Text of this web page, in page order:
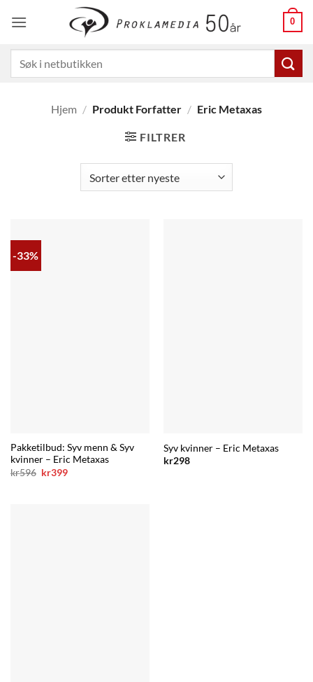
0
etter:
Hjem / Produkt Forfatter / Eric Metaxas
FILTRER
-33%
Pakketilbud: Syv menn & Syv
kvinner – Eric Metaxas
kr596 Opprinnelig
kr399Nåværende
Syv kvinner – Eric Metaxas
kr298